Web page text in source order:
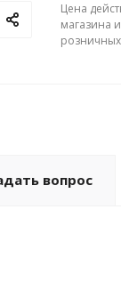
Цена
магазина
вопрос